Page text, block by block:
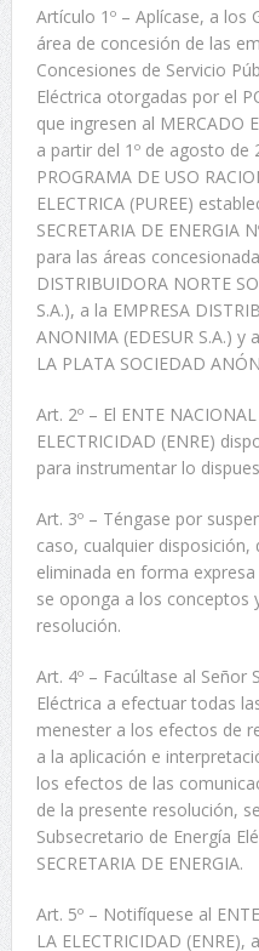
Artículo 1º – Aplícase, a los
área de concesión de las
Concesiones de Servicio
Eléctrica otorgadas por el
que ingresen al MERCADO
a partir del 1º de agosto de
PROGRAMA DE USO
ELECTRICA (PUREE)
SECRETARIA DE ENERGIA
para las áreas
DISTRIBUIDORA NORTE
S.A.), a la EMPRESA
ANONIMA (EDESUR S.A.) y
LA PLATA SOCIEDAD
Art. 2º – El ENTE
ELECTRICIDAD (ENRE)
para instrumentar lo
Art. 3º – Téngase por
caso, cualquier
eliminada en forma
se oponga a los conceptos
resolución.
Art. 4º – Facúltase al Señor
Eléctrica a efectuar todas
menester a los efectos de
a la aplicación e
los efectos de las
de la presente resolución,
Subsecretario de Energía
SECRETARIA DE ENERGIA.
Art. 5º – Notifíquese al
LA ELECTRICIDAD (ENRE),